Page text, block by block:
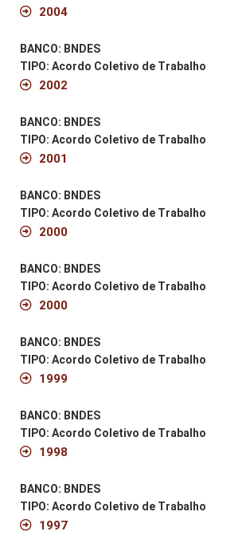
2004
BANCO: BNDES
TIPO: Acordo Coletivo de Trabalho
2002
BANCO: BNDES
TIPO: Acordo Coletivo de Trabalho
2001
BANCO: BNDES
TIPO: Acordo Coletivo de Trabalho
2000
BANCO: BNDES
TIPO: Acordo Coletivo de Trabalho
2000
BANCO: BNDES
TIPO: Acordo Coletivo de Trabalho
1999
BANCO: BNDES
TIPO: Acordo Coletivo de Trabalho
1998
BANCO: BNDES
TIPO: Acordo Coletivo de Trabalho
1997